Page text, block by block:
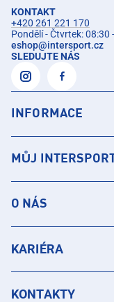
KONTAKT
+420 261 221 170
Pondělí - Čtvrtek: 08:30
eshop@intersport.cz
SLEDUJTE NÁS
INFORMACE
MŮJ
O NÁS
KARIÉRA
KONTAKTY